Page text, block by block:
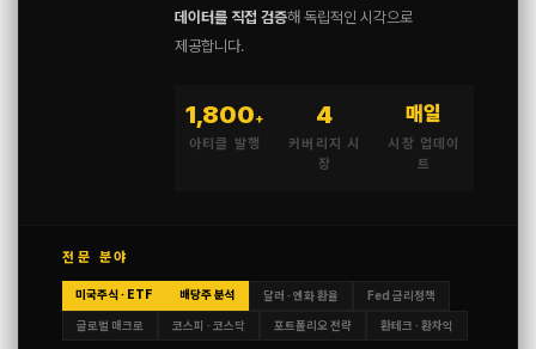
데이터를 직접 검증해 독립적인 시각으로
제공합니다.
1,800+
아티클 발행
4
커버리지 시
장
매일
시장 업데이
트
전문 분야
미국주식 · ETF 배당주 분석 달러 · 엔화 환율 Fed 금리정책
글로벌 매크로 코스피 · 코스닥 포트폴리오 전략 환테크 · 환차익